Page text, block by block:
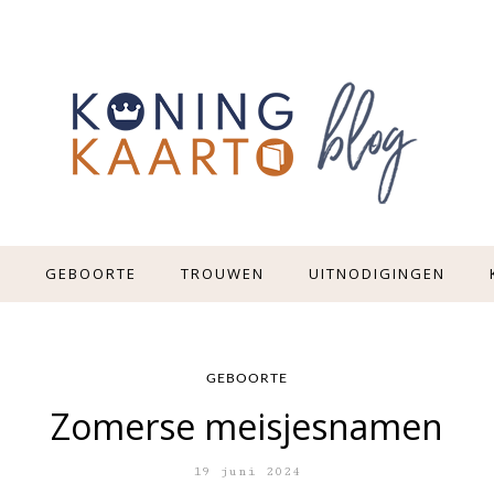
GEBOORTE TROUWEN UITNODIGINGEN
GEBOORTE
Zomerse meisjesnamen
19 juni 2024